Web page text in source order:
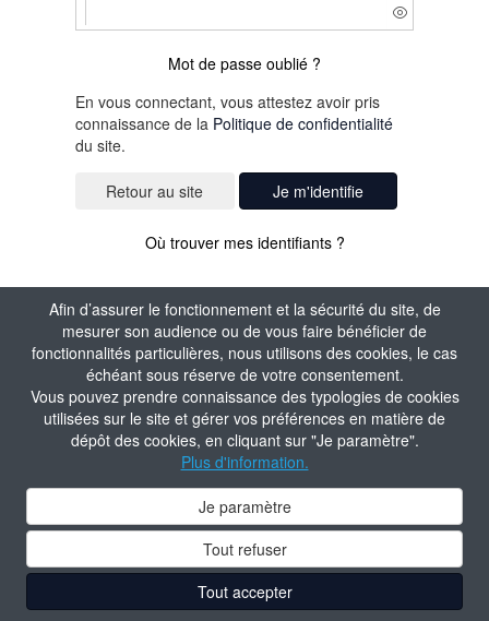
Afin d’assurer le fonctionnement et la sécurité du site, de
mesurer son audience ou de vous faire bénéficier de
fonctionnalités particulières, nous utilisons des cookies, le cas
échéant sous réserve de votre consentement.
Vous pouvez prendre connaissance des typologies de cookies
utilisées sur le site et gérer vos préférences en matière de
dépôt des cookies, en cliquant sur "Je paramètre".
Plus d'information.
Je paramètre
Tout refuser
Tout accepter
Mot de passe oublié ?
En vous connectant, vous attestez avoir pris
connaissance de la Politique de confidentialité
du site.
Je m'identifie
Où trouver mes identifiants ?